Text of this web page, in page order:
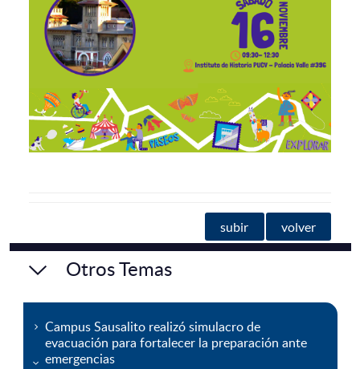
subir volver
Otros Temas
Campus Sausalito realizó simulacro de
evacuación para fortalecer la preparación ante
emergencias